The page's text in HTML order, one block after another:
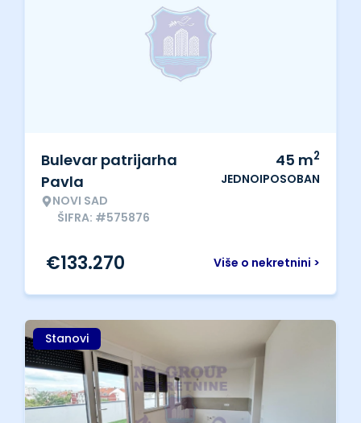
Bulevar patrijarha
Pavla
NOVI SAD
ŠIFRA: #575876
45 m2
JEDNOIPOSOBAN
Više o nekretnini >
€133.270
Stanovi